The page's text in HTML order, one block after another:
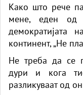
Како што рече
мене, еден од
континент, „Не
Не треба да се
дури и кога
разликуваат од